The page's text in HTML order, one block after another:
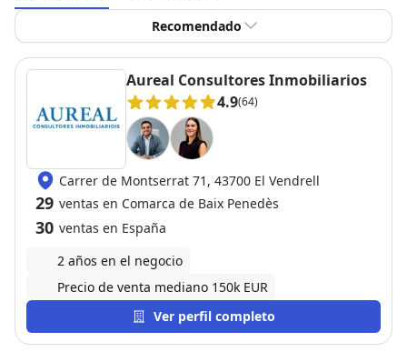
Recomendado
Aureal Consultores Inmobiliarios
4.9(64)
Carrer de Montserrat 71, 43700 El Vendrell
29 ventas en Comarca de Baix Penedès
30 ventas en España
2 años en el negocio
Precio de venta mediano 150k EUR
Ver perfil completo